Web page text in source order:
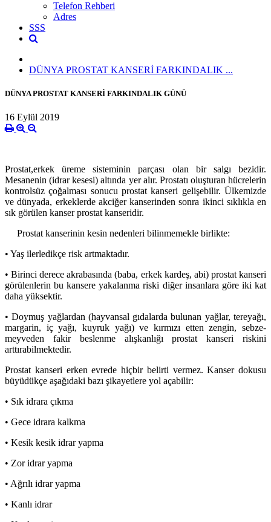
Telefon Rehberi
Adres
SSS
DÜNYA PROSTAT KANSERİ FARKINDALIK ...
DÜNYA PROSTAT KANSERİ FARKINDALIK GÜNÜ
16 Eylül 2019
Prostat,erkek üreme sisteminin parçası olan bir salgı bezidir.
Mesanenin (idrar kesesi) altında yer alır. Prostatı oluşturan hücrelerin
kontrolsüz çoğalması sonucu prostat kanseri gelişebilir. Ülkemizde
ve dünyada, erkeklerde akciğer kanserinden sonra ikinci sıklıkla en
sık görülen kanser prostat kanseridir.
Prostat kanserinin kesin nedenleri bilinmemekle birlikte:
• Yaş ilerledikçe risk artmaktadır.
• Birinci derece akrabasında (baba, erkek kardeş, abi) prostat kanseri
görülenlerin bu kansere yakalanma riski diğer insanlara göre iki kat
daha yüksektir.
• Doymuş yağlardan (hayvansal gıdalarda bulunan yağlar, tereyağı,
margarin, iç yağı, kuyruk yağı) ve kırmızı etten zengin, sebze-
meyveden fakir beslenme alışkanlığı prostat kanseri riskini
arttırabilmektedir.
Prostat kanseri erken evrede hiçbir belirti vermez. Kanser dokusu
büyüdükçe aşağıdaki bazı şikayetlere yol açabilir:
• Sık idrara çıkma
• Gece idrara kalkma
• Kesik kesik idrar yapma
• Zor idrar yapma
• Ağrılı idrar yapma
• Kanlı idrar